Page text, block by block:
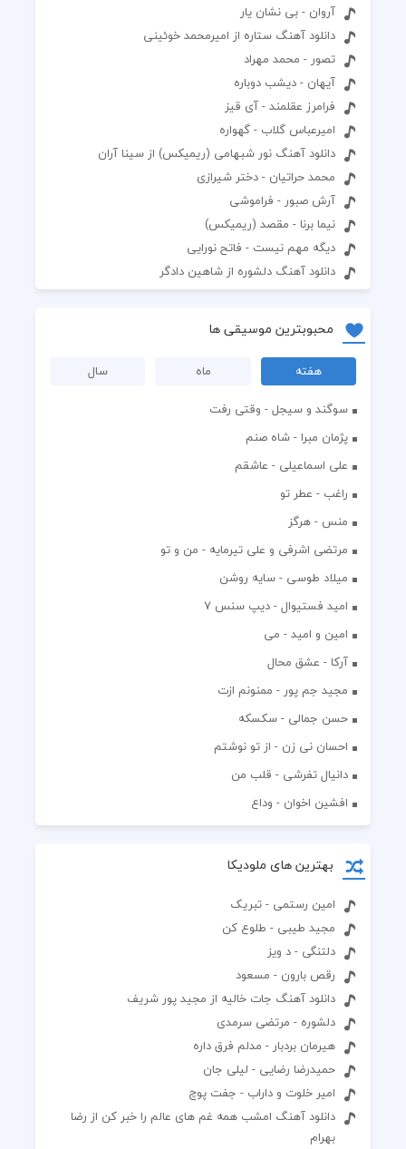
آروان - بی نشان یار
دانلود آهنگ ستاره از امیرمحمد خوئینی
تصور - محمد مهراد
آیهان - دیشب دوباره
فرامرز عقلمند - آی قیز
امیرعباس گلاب - گهواره
دانلود آهنگ نور شبهامی (ریمیکس) از سینا آران
محمد حراتیان - دختر شیرازی
آرش صبور - فراموشی
نیما برنا - مقصد (ریمیکس)
دیگه مهم نیست - فاتح نورایی
دانلود آهنگ دلشوره از شاهین دادگر
محبوبترین موسیقی ها
هفته ماه
سال
سوگند و سیجل - وقتی رفت
پژمان مبرا - شاه صنم
علی اسماعیلی - عاشقم
راغب - عطر تو
منس - هرگز
مرتضی اشرفی و علی تیرمایه - من و تو
میلاد طوسی - سایه روشن
اميد فستيوال - ديپ سنس ۷
امین و امید - می
آرکا - عشق محال
مجید جم پور - ممنونم ازت
حسن جمالی - سکسکه
احسان نی زن - از تو نوشتم
دانیال تفرشی - قلب من
افشين اخوان - وداع
بهترین های ملودیکا
امین رستمی - تبریک
مجید طیبی - طلوع کن
دلتنگی - د ویز
رقص بارون - مسعود
دانلود آهنگ جات خالیه از مجید پور شریف
دلشوره - مرتضی سرمدی
هیرمان بردبار - مدلم فرق داره
حمیدرضا رضایی - لیلی جان
امیر خلوت و داراب - جفت پوچ
دانلود آهنگ امشب همه غم های عالم را خبر کن از رضا
بهرام